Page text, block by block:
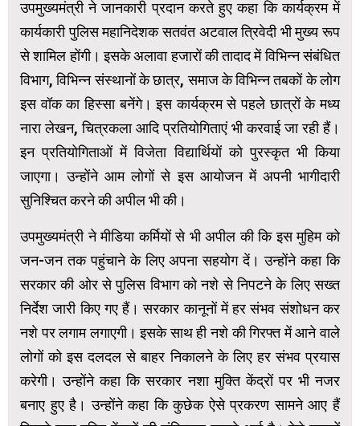
उपमुख्यमंत्री ने जानकारी प्रदान करते हुए कहा कि कार्यक्रम में
कार्यकारी पुलिस महानिदेशक सतवंत अटवाल त्रिवेदी भी मुख्य रूप
से शामिल होंगी। इसके अलावा हजारों की तादाद में विभिन्न संबंधित
विभाग, विभिन्न संस्थानों के छात्र, समाज के विभिन्न तबकों के लोग
इस वॉक का हिस्सा बनेंगे। इस कार्यक्रम से पहले छात्रों के मध्य
नारा लेखन, चित्रकला आदि प्रतियोगिताएं भी करवाई जा रही हैं।
इन प्रतियोगिताओं में विजेता विद्यार्थियों को पुरस्कृत भी किया
जाएगा। उन्होंने आम लोगों से इस आयोजन में अपनी भागीदारी
सुनिश्चित करने की अपील भी की।
उपमुख्यमंत्री ने मीडिया कर्मियों से भी अपील की कि इस मुहिम को
जन-जन तक पहुंचाने के लिए अपना सहयोग दें। उन्होंने कहा कि
सरकार की ओर से पुलिस विभाग को नशे से निपटने के लिए सख्त
निर्देश जारी किए गए हैं। सरकार कानूनों में हर संभव संशोधन कर
नशे पर लगाम लगाएगी। इसके साथ ही नशे की गिरफ्त में आने वाले
लोगों को इस दलदल से बाहर निकालने के लिए हर संभव प्रयास
करेगी। उन्होंने कहा कि सरकार नशा मुक्ति केंद्रों पर भी नजर
बनाए हुए है। उन्होंने कहा कि कुछेक ऐसे प्रकरण सामने आए हैं